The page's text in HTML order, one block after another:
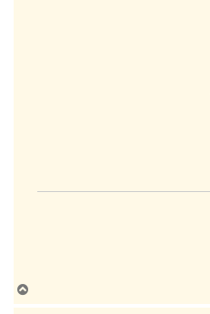
ا